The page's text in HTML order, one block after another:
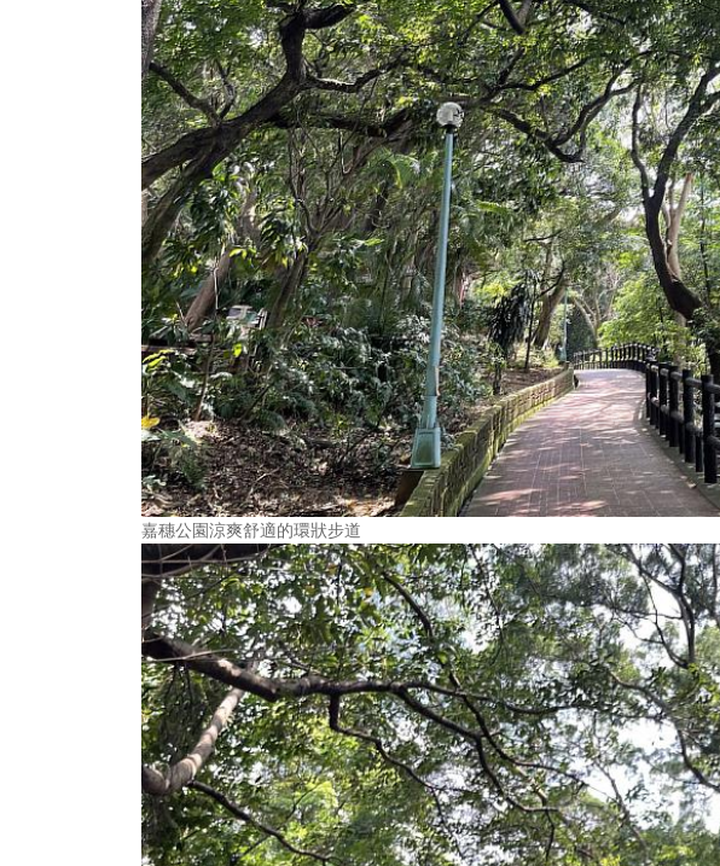
嘉穗公園涼爽舒適的環狀步道